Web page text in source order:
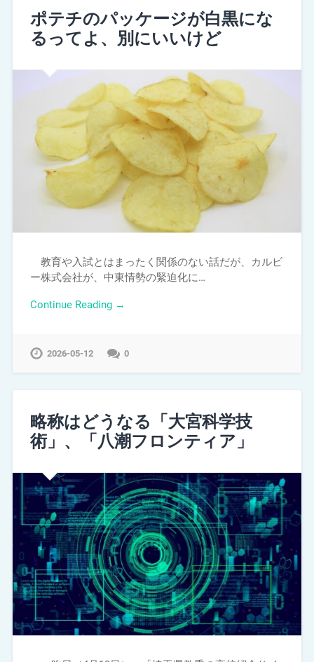
ポテチのパッケージが白黒にな
るってよ、別にいいけど
教育や入試とはまったく関係のない話だが、カルビ
ー株式会社が、中東情勢の緊迫化に…
Continue Reading →
2026-05-12 0
略称はどうなる「大宮科学技
術」、「八潮フロンティア」